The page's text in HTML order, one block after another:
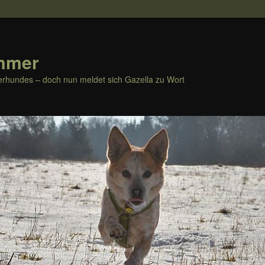
– doch nun meldet sich Gazella zu Wort